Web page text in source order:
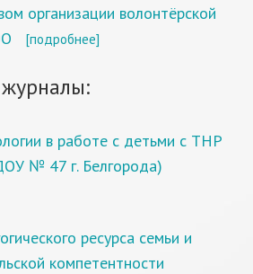
организации волонтёрской
[подробнее]
в работе с детьми с ТНР
№ 47 г. Белгорода)
ресурса семьи и
компетентности